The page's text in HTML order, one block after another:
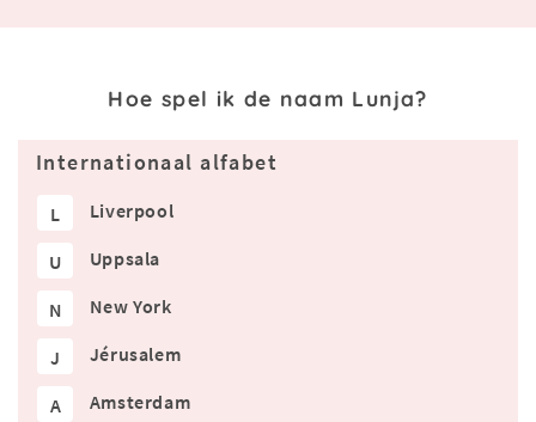
Hoe spel ik de naam Lunja?
Internationaal alfabet
L Liverpool
U Uppsala
N New York
J Jérusalem
A Amsterdam